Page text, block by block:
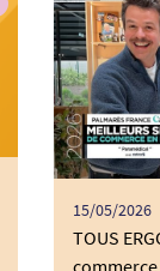
15/05/2026
TOUS